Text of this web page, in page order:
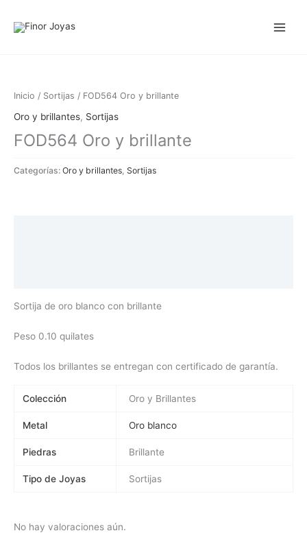
Inicio / Sortijas / FOD564 Oro y brillante
Oro y brillantes, Sortijas
FOD564 Oro y brillante
Categorías: Oro y brillantes Sortijas
Sortija de oro blanco con brillante
Peso 0.10 quilates
Todos los brillantes se entregan con certificado de garantía.
Colección Oro y Brillantes
Metal Oro blanco
Piedras Brillante
Tipo de Joyas Sortijas
No hay valoraciones aún.